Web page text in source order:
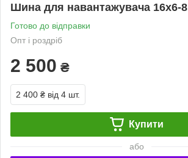
Шина для навантажувача 16х6-8
Готово до відправки
Опт і роздріб
2 500 ₴
2 400 ₴ від 4 шт.
Купити
або